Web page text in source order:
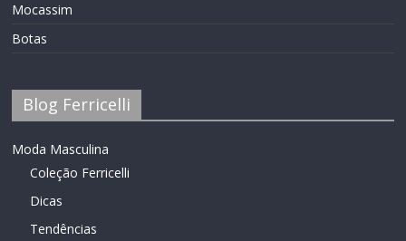
Mocassim
Botas
Blog Ferricelli
Moda Masculina
Coleção Ferricelli
Dicas
Tendências